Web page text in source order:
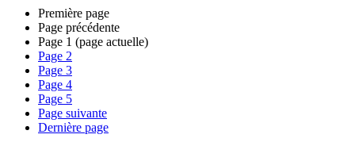
Première page
Page précédente
Page 1 (page actuelle)
Page 2
Page 3
Page 4
Page 5
Page suivante
Dernière page